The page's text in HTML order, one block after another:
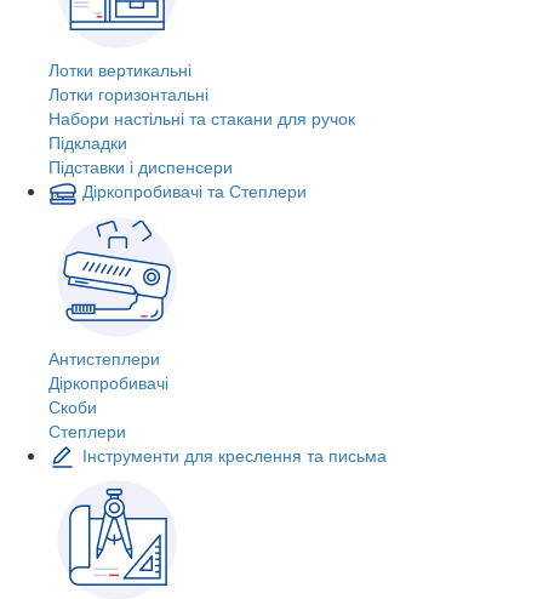
Лотки вертикальні
Лотки горизонтальні
Набори настільні та стакани для ручок
Підкладки
Підставки і диспенсери
Діркопробивачі та Степлери
Антистеплери
Діркопробивачі
Скоби
Степлери
Інструменти для креслення та письма